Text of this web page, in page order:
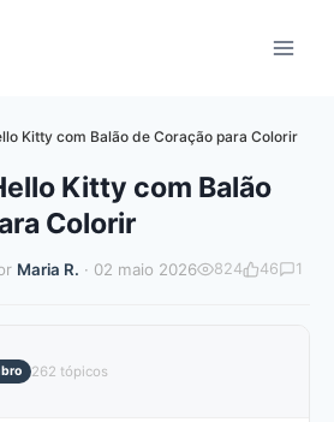
Kitty com Balão de Coração para Colorir
Kitty com Balão
Colorir
Maria R. · 02 maio 2026 824 46 1
262 tópicos